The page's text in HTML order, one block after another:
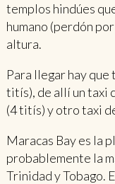
templos hindúes
humano (perdón
altura.
Para llegar hay que
titís), de allí un taxi
(4 titís) y otro taxi
Maracas Bay es la
probablemente la
Trinidad y Tobago.